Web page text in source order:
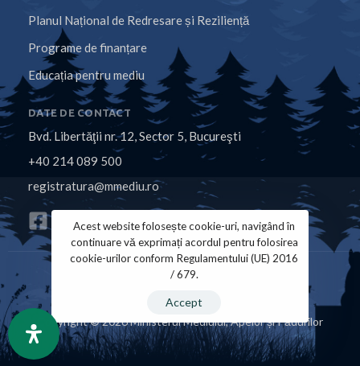
Planul Național de Redresare și Reziliență
Programe de finanțare
Educația pentru mediu
DATE DE CONTACT
Bvd. Libertăţii nr. 12, Sector 5, Bucureşti
+40 214 089 500
registratura@mmediu.ro
Copyright © 2026 Ministerul Mediului, Apelor și Pădurilor
Acest website folosește cookie-uri, navigând în
continuare vă exprimați acordul pentru folosirea
cookie-urilor conform Regulamentului (UE) 2016
/ 679.
Accept